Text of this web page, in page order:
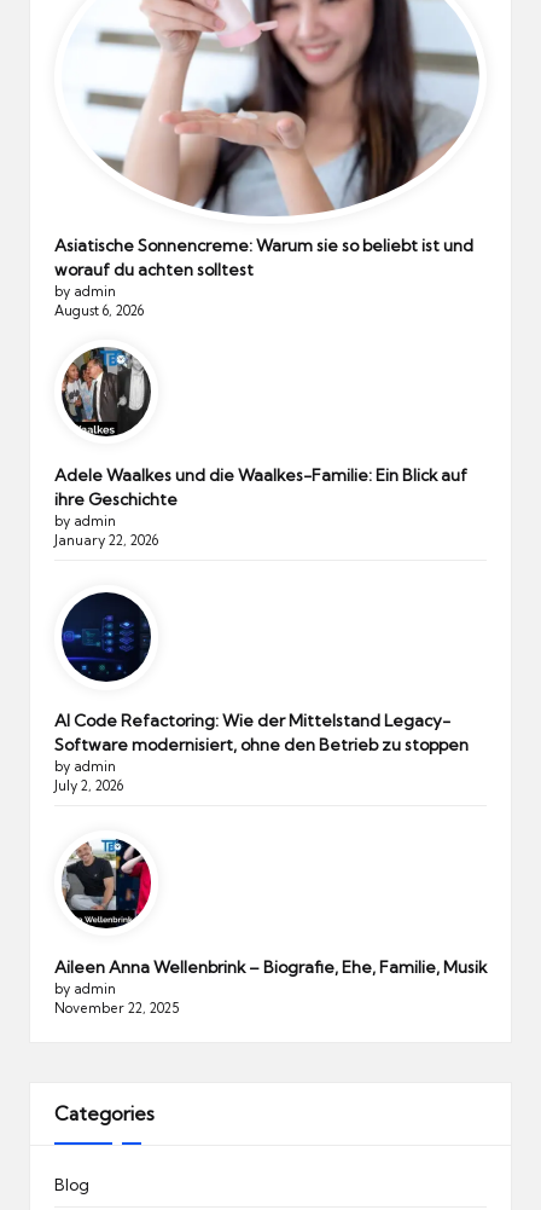
Asiatische Sonnencreme: Warum sie so beliebt ist und
worauf du achten solltest
by admin
August 6, 2026
Adele Waalkes und die Waalkes-Familie: Ein Blick auf
ihre Geschichte
by admin
January 22, 2026
AI Code Refactoring: Wie der Mittelstand Legacy-
Software modernisiert, ohne den Betrieb zu stoppen
by admin
July 2, 2026
Aileen Anna Wellenbrink – Biografie, Ehe, Familie, Musik
by admin
November 22, 2025
Categories
Blog